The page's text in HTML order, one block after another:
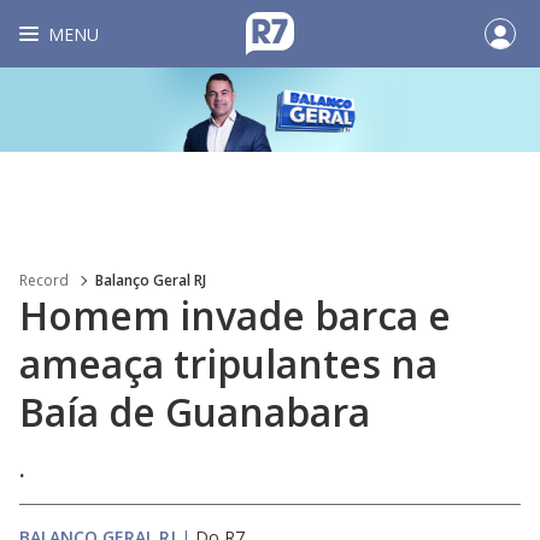
MENU
Record Balanço Geral RJ
Homem invade barca e
ameaça tripulantes na
Baía de Guanabara
.